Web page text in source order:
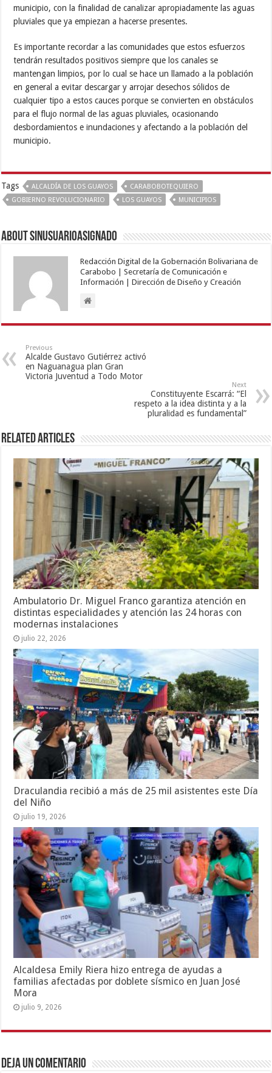
municipio, con la finalidad de canalizar apropiadamente las aguas
pluviales que ya empiezan a hacerse presentes.
Es importante recordar a las comunidades que estos esfuerzos
tendrán resultados positivos siempre que los canales se
mantengan limpios, por lo cual se hace un llamado a la población
en general a evitar descargar y arrojar desechos sólidos de
cualquier tipo a estos cauces porque se convierten en obstáculos
para el flujo normal de las aguas pluviales, ocasionando
desbordamientos e inundaciones y afectando a la población del
municipio.
Tags ALCALDÍA DE LOS GUAYOS
CARABOBOTEQUIERO
GOBIERNO REVOLUCIONARIO
LOS GUAYOS MUNICIPIOS
About sinusuarioasignado
Redacción Digital de la Gobernación Bolivariana de
Carabobo | Secretaría de Comunicación e
Información | Dirección de Diseño y Creación
Previous
Alcalde Gustavo Gutiérrez activó
en Naguanagua plan Gran
Victoria Juventud a Todo Motor
Next
Constituyente Escarrá: “El
respeto a la idea distinta y a la
pluralidad es fundamental”
Related Articles
Ambulatorio Dr. Miguel Franco garantiza atención en
distintas especialidades y atención las 24 horas con
modernas instalaciones
julio 22, 2026
Draculandia recibió a más de 25 mil asistentes este Día
del Niño
julio 19, 2026
Alcaldesa Emily Riera hizo entrega de ayudas a
familias afectadas por doblete sísmico en Juan José
Mora
julio 9, 2026
Deja un comentario